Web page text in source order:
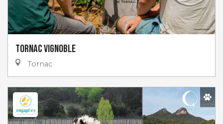
Tornac Vignoble
Tornac